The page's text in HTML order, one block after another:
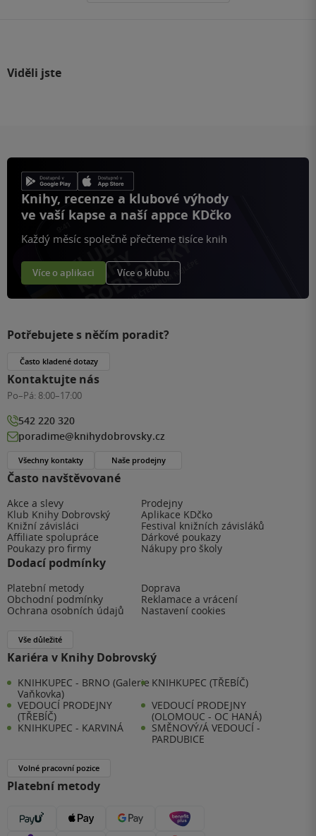
Viděli jste
Knihy, recenze a klubové výhody
ve vaší kapse a naší appce KDčko
Každý měsíc společně přečteme tisíce knih
Více o aplikaci Více o klubu
Často navštěvované
Akce a slevy
Prodejny
Klub Knihy Dobrovský
Aplikace KDčko
Knižní závisláci
Festival knižních závisláků
Affiliate spolupráce
Dárkové poukazy
Poukazy pro firmy
Nákupy pro školy
Dodací podmínky
Platební metody
Doprava
Obchodní podmínky
Reklamace a vrácení
Ochrana osobních údajů
Nastavení cookies
Vše důležité
Kariéra v Knihy Dobrovský
KNIHKUPEC - BRNO (Galerie
Vaňkovka)
KNIHKUPEC (TŘEBÍČ)
VEDOUCÍ PRODEJNY
(TŘEBÍČ)
VEDOUCÍ PRODEJNY
(OLOMOUC - OC HANÁ)
KNIHKUPEC - KARVINÁ
SMĚNOVÝ/Á VEDOUCÍ -
PARDUBICE
Volné pracovní pozice
Platební metody
Potřebujete s něčím poradit?
Často kladené dotazy
Kontaktujte nás
Po–Pá: 8:00–17:00
542 220 320
poradime@knihydobrovsky.cz
Všechny kontakty Naše prodejny